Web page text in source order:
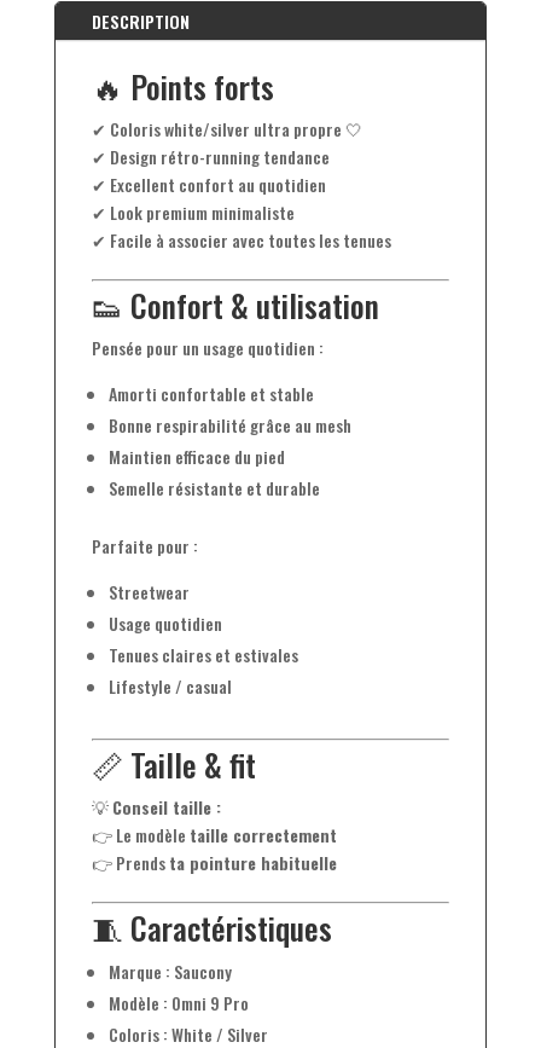
DESCRIPTION
🔥 Points forts
✔ Coloris white/silver ultra propre 🤍
✔ Design rétro-running tendance
✔ Excellent confort au quotidien
✔ Look premium minimaliste
✔ Facile à associer avec toutes les tenues
👟 Confort & utilisation
Pensée pour un usage quotidien :
Amorti confortable et stable
Bonne respirabilité grâce au mesh
Maintien efficace du pied
Semelle résistante et durable
Parfaite pour :
Streetwear
Usage quotidien
Tenues claires et estivales
Lifestyle / casual
📏 Taille & fit
💡Conseil taille :
👉 Le modèle taille correctement
👉 Prendsta pointure habituelle
🧵 Caractéristiques
Marque : Saucony
Modèle : Omni 9 Pro
Coloris : White / Silver